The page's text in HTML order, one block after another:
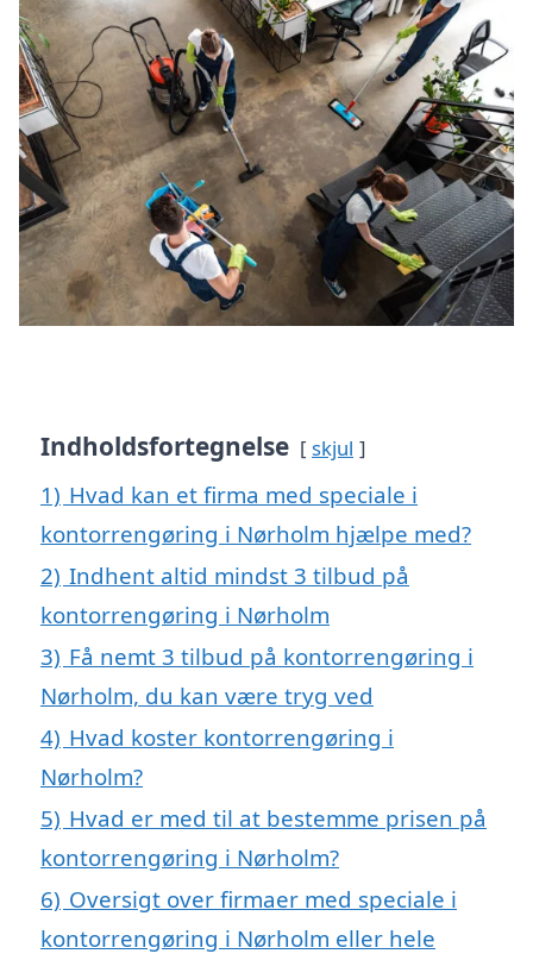
Indholdsfortegnelse skjul
1) Hvad kan et firma med speciale i
kontorrengøring i Nørholm hjælpe med?
2) Indhent altid mindst 3 tilbud på
kontorrengøring i Nørholm
3) Få nemt 3 tilbud på kontorrengøring i
Nørholm, du kan være tryg ved
4) Hvad koster kontorrengøring i
Nørholm?
5) Hvad er med til at bestemme prisen på
kontorrengøring i Nørholm?
6) Oversigt over firmaer med speciale i
kontorrengøring i Nørholm eller hele